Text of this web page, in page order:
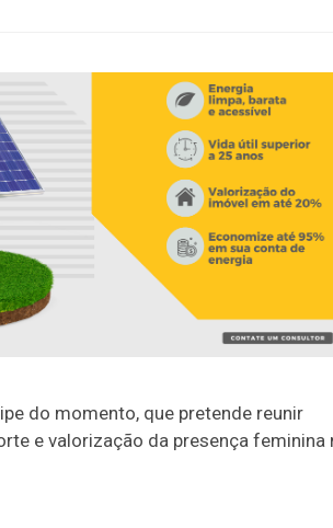
do momento, que pretende reunir
e valorização da presença feminina